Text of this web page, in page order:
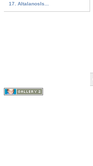
17. AltalanosIs...